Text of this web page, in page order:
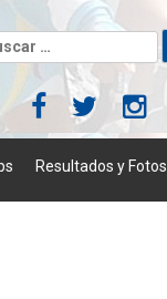
Resultados y Fotos